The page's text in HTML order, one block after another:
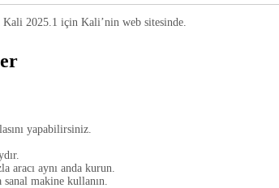
Kali 2025.1 için Kali’nin web sitesinde.
yapabilirsiniz.
aracı aynı anda kurun.
makine kullanın.